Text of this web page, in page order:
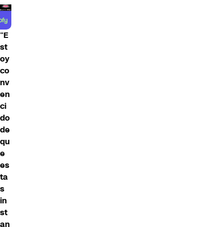
“E
st
oy
co
nv
en
ci
do
de
qu
e
es
ta
s
in
st
an